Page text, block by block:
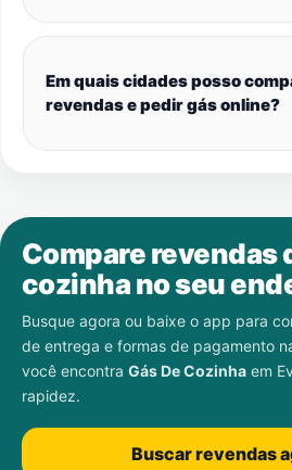
Em quais cidades posso
revendas e pedir gás online?
Compare revendas
cozinha no seu
Busque agora ou baixe o app para
de entrega e formas de pagamento
você encontra Gás De Cozinha em
rapidez.
Buscar revendas